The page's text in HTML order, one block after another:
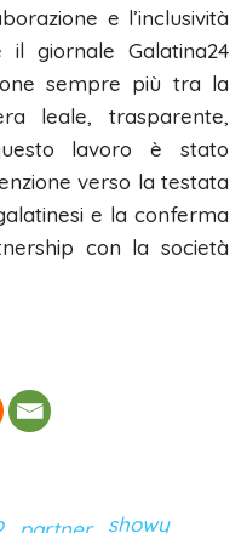
e l’inclusività
giornale Galatina24
sempre più tra la
leale, trasparente,
lavoro è stato
verso la testata
e la conferma
con la società
showy